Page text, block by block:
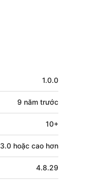
1.0.0
9 năm trước
10+
3.0 hoặc cao hơn
4.8.29